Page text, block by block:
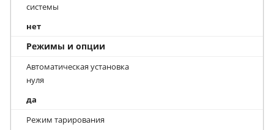
системы
нет
Режимы и опции
Автоматическая установка
нуля
да
Режим тарирования